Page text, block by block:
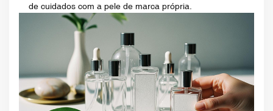
de cuidados com a pele de marca própria.